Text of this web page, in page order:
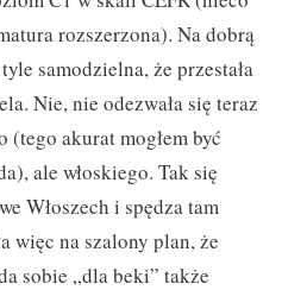
rozszerzona). Na dobrą
samodzielna, że przestała
Nie, nie odezwała się teraz
akurat mogłem być
ale włoskiego. Tak się
Włoszech i spędza tam
więc na szalony plan, że
sobie „dla beki” także